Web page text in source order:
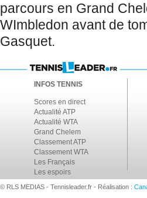
parcours en Grand
WImbledon avant de
Gasquet.
INFOS TENNIS
Scores en direct
Actualité ATP
Actualité WTA
Grand Chelem
Classement ATP
Classement WTA
Les Français
Les espoirs
© RLS MEDIAS - Tennisleader.fr - Réalisation :